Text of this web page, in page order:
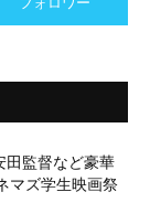
田監督など豪華
マズ学生映画祭